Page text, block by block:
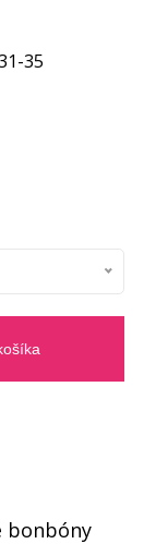
35
bonbóny